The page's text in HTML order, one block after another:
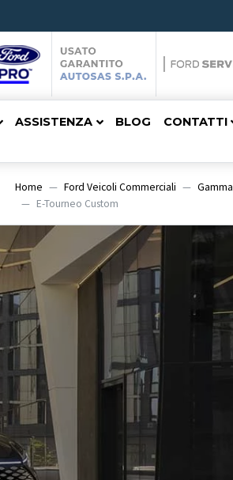
ASSISTENZA BLOG CONTATTI
Home Ford Veicoli Commerciali
Gamma
E-Tourneo Custom